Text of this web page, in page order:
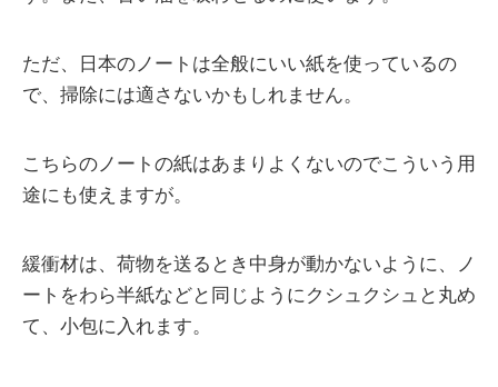
ただ、日本のノートは全般にいい紙を使っているの
で、掃除には適さないかもしれません。
こちらのノートの紙はあまりよくないのでこういう用
途にも使えますが。
緩衝材は、荷物を送るとき中身が動かないように、ノ
ートをわら半紙などと同じようにクシュクシュと丸め
て、小包に入れます。